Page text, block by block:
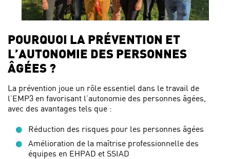
POURQUOI LA PRÉVENTION ET
L’AUTONOMIE DES PERSONNES
ÂGÉES ?
La prévention joue un rôle essentiel dans le travail de
l’EMP3 en favorisant l’autonomie des personnes âgées,
avec des avantages tels que :
Réduction des risques pour les personnes âgées
Amélioration de la maîtrise professionnelle des
équipes en EHPAD et SSIAD